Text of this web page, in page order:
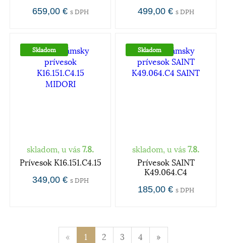
659,00 € s DPH
499,00 € s DPH
Skladom
skladom, u vás 7.8.
Prívesok K16.151.C4.15
349,00 € s DPH
Skladom
skladom, u vás 7.8.
Prívesok SAINT
K49.064.C4
185,00 € s DPH
« 1 2 3 4 »